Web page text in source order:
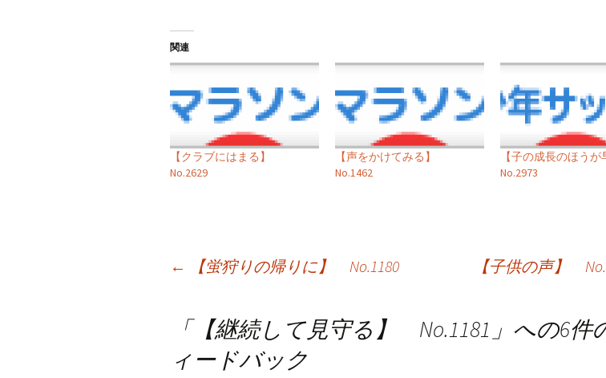
関連
【クラブにはまる】
No.2629
【声をかけてみる】
No.1462
【子の成長のほう
No.2973
← 【蛍狩りの帰りに】 No.1180 【子供の声】
「【継続して見守る】 No.1181 」への6件
ィードバック